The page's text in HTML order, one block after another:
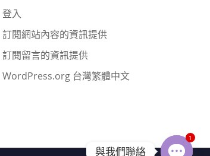
登入
訂閱網站內容的資訊提供
訂閱留言的資訊提供
WordPress.org 台灣繁體中文
與我們聯絡
1